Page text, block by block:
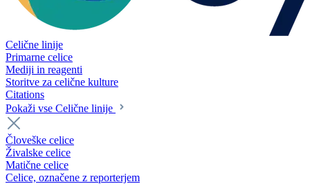
Celične linije
Primarne celice
Mediji in reagenti
Storitve za celične kulture
Citations
Pokaži vse Celične linije
Človeške celice
Živalske celice
Matične celice
Celice, označene z reporterjem